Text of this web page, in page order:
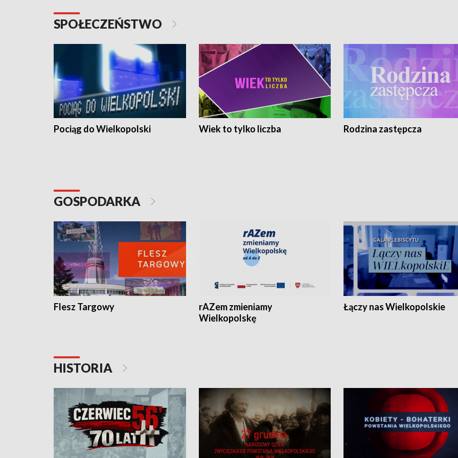
SPOŁECZEŃSTWO
Pociąg do Wielkopolski Wiek to tylko liczba Rodzina zastępcza
GOSPODARKA
Flesz Targowy
rAZem zmieniamy
Wielkopolskę
Łączy nas Wielkopolskie
HISTORIA